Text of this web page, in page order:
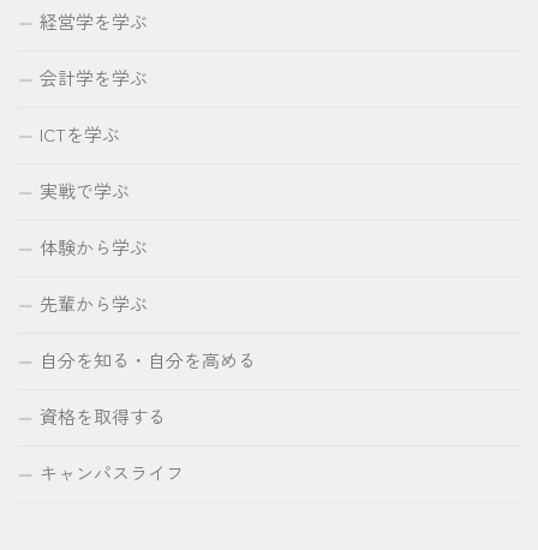
経営学を学ぶ
会計学を学ぶ
ICTを学ぶ
実戦で学ぶ
体験から学ぶ
先輩から学ぶ
自分を知る・自分を高める
資格を取得する
キャンパスライフ